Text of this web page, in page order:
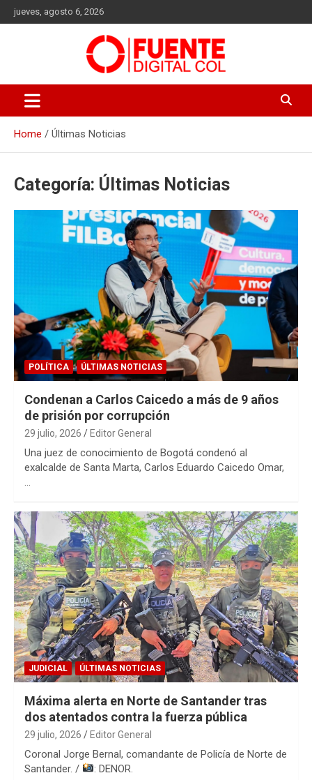
Skip
to
jueves, agosto 6, 2026
Fuente Digital Col
Home Últimas Noticias
Categoría: Últimas Noticias
POLÍTICA ÚLTIMAS NOTICIAS
Condenan a Carlos Caicedo a más de 9 años
de prisión por corrupción
29 julio, 2026 Editor General
Una juez de conocimiento de Bogotá condenó al
exalcalde de Santa Marta, Carlos Eduardo Caicedo Omar,
…
JUDICIAL ÚLTIMAS NOTICIAS
Máxima alerta en Norte de Santander tras
dos atentados contra la fuerza pública
29 julio, 2026 Editor General
Coronal Jorge Bernal, comandante de Policía de Norte de
Santander. /
: DENOR.